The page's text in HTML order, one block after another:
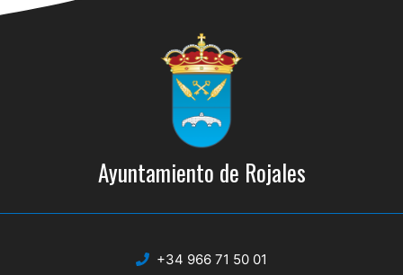
Ayuntamiento de Rojales
+34 966 71 50 01